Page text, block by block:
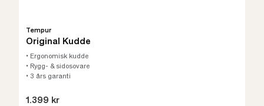
Tempur
Original Kudde
• Ergonomisk kudde
• Rygg- & sidosovare
• 3 års garanti
1.399 kr